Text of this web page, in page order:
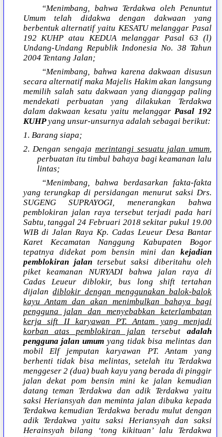
“Menimbang, bahwa Terdakwa oleh Penuntut
Umum telah didakwa dengan dakwaan yang
berbentuk alternatif yaitu KESATU melanggar Pasal
192 KUHP atau KEDUA melanggar Pasal 63 (l)
Undang-Undang Republik Indonesia No. 38 Tahun
2004 Tentang Jalan;
“Menimbang, bahwa karena dakwaan disusun
secara alternatif maka Majelis Hakim akan langsung
memilih salah satu dakwaan yang dianggap paling
mendekati perbuatan yang dilakukan Terdakwa
dalam dakwaan kesatu yaitu melanggarPasal 192
KUHPyang unsur-unsurnya adalah sebagai berikut:
1. Barang siapa;
2. Dengan sengaja merintangi sesuatu jalan umum,
perbuatan itu timbul bahaya bagi keamanan lalu
lintas;
“Menimbang, bahwa berdasarkan fakta-fakta
yang terungkap di persidangan menurut saksi Drs.
SUGENG SUPRAYOGI, menerangkan bahwa
pemblokiran jalan raya tersebut terjadi pada hari
Sabtu, tanggal 24 Februari 2018 sekitar pukul 19.00
WIB di Jalan Raya Kp. Cadas Leueur Desa Bantar
Karet Kecamatan Nanggung Kabupaten Bogor
tepatnya didekat pom bensin mini dan kejadian
pemblokiran jalantersebut saksi diberitahu oleh
piket keamanan NURYADI bahwa jalan raya di
Cadas Leueur diblokir, bus long shift tertahan
dijalan diblokir dengan menggunakan balok-balok
kayu Antam dan akan menimbulkan bahaya bagi
pengguna jalan dan menyebabkan keterlambatan
kerja sift II karyawan PT. Antam yang menjadi
korban atas pemblokiran jalan tersebutadalah
pengguna jalan umum yang tidak bisa melintas dan
mobil Elf jemputan karyawan PT. Antam yang
berhenti tidak bisa melintas, setelah itu Terdakwa
menggeser 2 (dua) buah kayu yang berada di pinggir
jalan dekat pom bensin mini ke jalan kemudian
datang teman Terdakwa dan adik Terdakwa yaitu
saksi Heriansyah dan meminta jalan dibuka kepada
Terdakwa kemudian Terdakwa beradu mulut dengan
adik Terdakwa yaitu saksi Heriansyah dan saksi
Herainsyah bilang ‘tong kikituan’ lalu Terdakwa